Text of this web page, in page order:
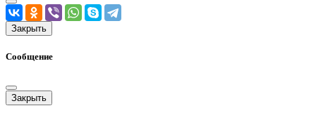
Закрыть
Сообщение
Закрыть